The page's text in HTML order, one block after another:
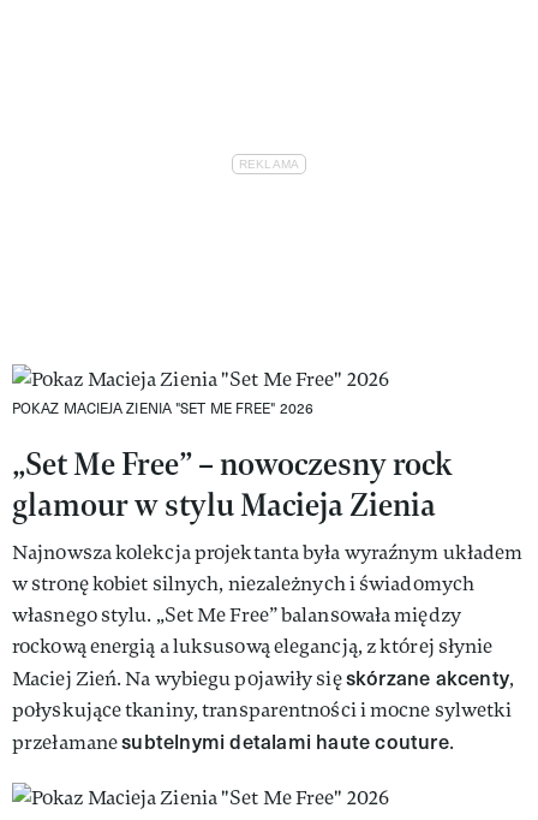
POKAZ MACIEJA ZIENIA "SET ME FREE" 2026
„Set Me Free” – nowoczesny rock
glamour w stylu Macieja Zienia
Najnowsza kolekcja projektanta była wyraźnym układem
w stronę kobiet silnych, niezależnych i świadomych
własnego stylu. „Set Me Free” balansowała między
rockową energią a luksusową elegancją, z której słynie
Maciej Zień. Na wybiegu pojawiły sięskórzane akcenty,
połyskujące tkaniny, transparentności i mocne sylwetki
przełamanesubtelnymi detalami haute couture.